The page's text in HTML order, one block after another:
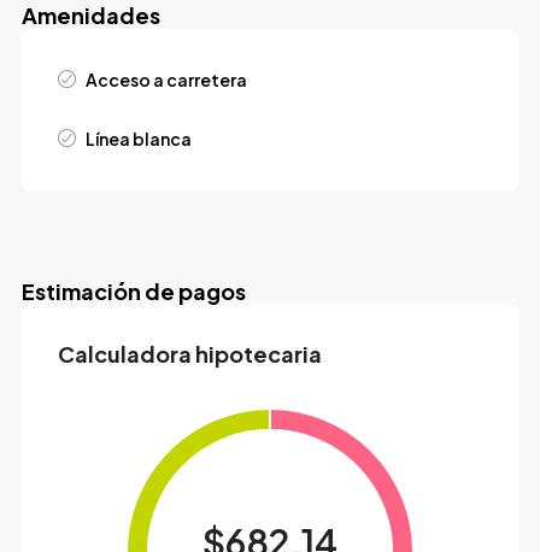
Amenidades
Acceso a carretera
Línea blanca
Estimación de pagos
Calculadora hipotecaria
$682.14